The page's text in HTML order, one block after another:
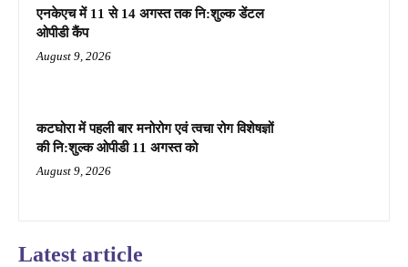
एनकेएच में 11 से 14 अगस्त तक नि:शुल्क डेंटल
ओपीडी कैंप
August 9, 2026
कटघोरा में पहली बार मनोरोग एवं त्वचा रोग विशेषज्ञों
की नि:शुल्क ओपीडी 11 अगस्त को
August 9, 2026
Latest article